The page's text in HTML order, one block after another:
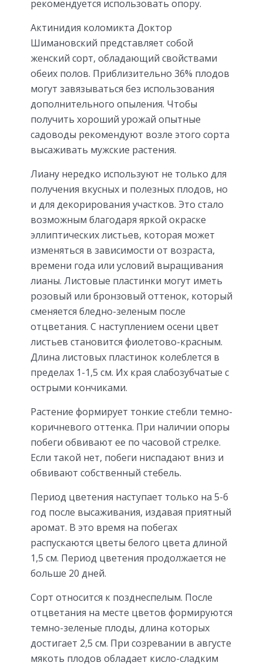
рекомендуется использовать опору.
Актинидия коломикта Доктор
Шимановский представляет собой
женский сорт, обладающий свойствами
обеих полов. Приблизительно 36% плодов
могут завязываться без использования
дополнительного опыления. Чтобы
получить хороший урожай опытные
садоводы рекомендуют возле этого сорта
высаживать мужские растения.
Лиану нередко используют не только для
получения вкусных и полезных плодов, но
и для декорирования участков. Это стало
возможным благодаря яркой окраске
эллиптических листьев, которая может
изменяться в зависимости от возраста,
времени года или условий выращивания
лианы. Листовые пластинки могут иметь
розовый или бронзовый оттенок, который
сменяется бледно-зеленым после
отцветания. С наступлением осени цвет
листьев становится фиолетово-красным.
Длина листовых пластинок колеблется в
пределах 1-1,5 см. Их края слабозубчатые с
острыми кончиками.
Растение формирует тонкие стебли темно-
коричневого оттенка. При наличии опоры
побеги обвивают ее по часовой стрелке.
Если такой нет, побеги ниспадают вниз и
обвивают собственный стебель.
Период цветения наступает только на 5-6
год после высаживания, издавая приятный
аромат. В это время на побегах
распускаются цветы белого цвета длиной
1,5 см. Период цветения продолжается не
больше 20 дней.
Сорт относится к позднеспелым. После
отцветания на месте цветов формируются
темно-зеленые плоды, длина которых
достигает 2,5 см. При созревании в августе
мякоть плодов обладает кисло-сладким